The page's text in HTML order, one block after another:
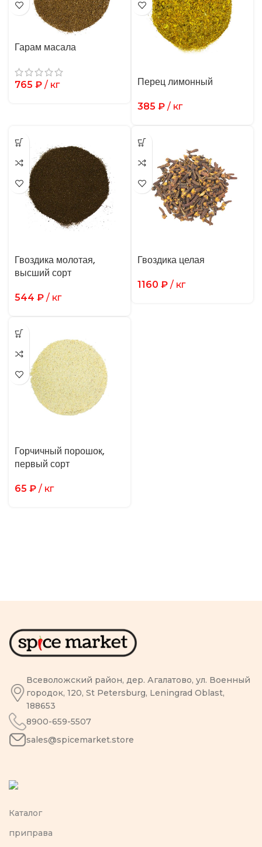
Гарам масала
765 ₽ / кг Перец лимонный
385 ₽ / кг
Гвоздика молотая,
высший сорт
544 ₽ / кг
Гвоздика целая
1160 ₽ / кг
Горчичный порошок,
первый сорт
65 ₽ / кг
Всеволожский район, дер. Агалатово, ул. Военный
городок, 120, St Petersburg, Leningrad Oblast,
188653
8900-659-5507
sales@spicemarket.store
Каталог
приправа